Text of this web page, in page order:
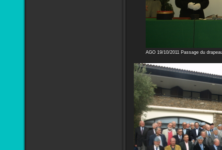
AGO 19/10/2011 Passage du